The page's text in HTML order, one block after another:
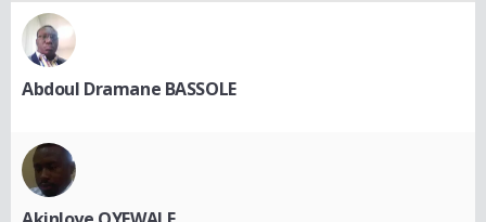
Abdoul Dramane BASSOLE